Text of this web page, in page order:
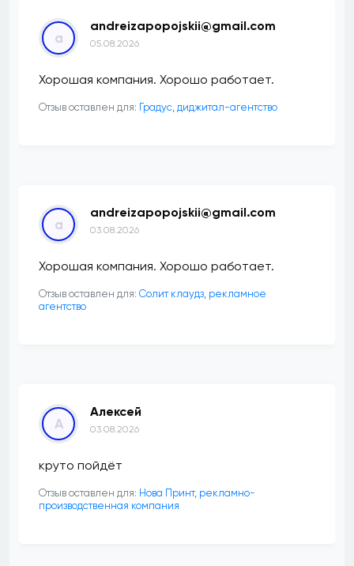
a
andreizapopojskii@gmail.com
05.08.2026
Хорошая компания. Хорошо работает.
Отзыв оставлен для: ​Градус, диджитал-агентство
a
andreizapopojskii@gmail.com
03.08.2026
Хорошая компания. Хорошо работает.
Отзыв оставлен для: Солит клаудз, рекламное
агентство
А
Алексей
03.08.2026
круто пойдёт
Отзыв оставлен для: Нова Принт, рекламно-
производственная компания